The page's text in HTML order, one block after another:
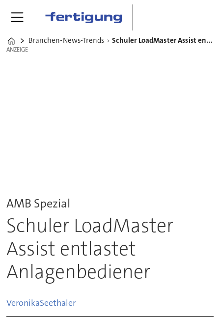
Home
Branchen-News-Trends Schuler LoadMaster Assist entlastet Anlagenbediener
ANZEIGE
ANZEIGE
AMB Spezial
Schuler LoadMaster
Assist entlastet
Anlagenbediener
VeronikaSeethaler